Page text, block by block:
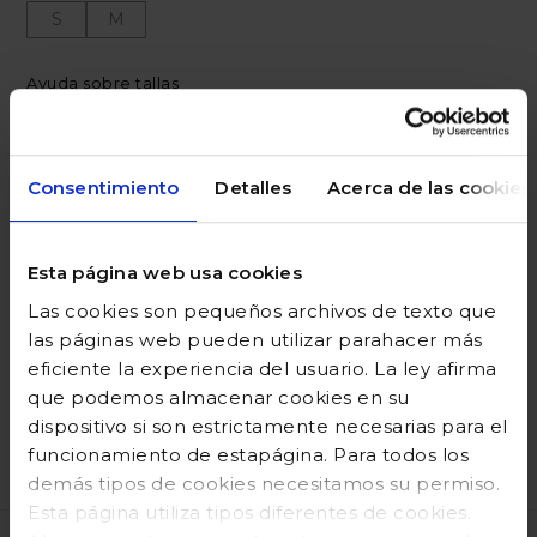
Consentimiento Detalles Acerca de las cookies
Esta página web usa cookies
Las cookies son pequeños archivos de texto que
las páginas web pueden utilizar parahacer más
eficiente la experiencia del usuario. La ley afirma
que podemos almacenar cookies en su
dispositivo si son estrictamente necesarias para el
funcionamiento de estapágina. Para todos los
demás tipos de cookies necesitamos su permiso.
Esta página utiliza tipos diferentes de cookies.
S M
Ayuda sobre tallas
DESCRIPCIÓN
COMPOSICIÓN
GUÍA DE TALLAS
DEVOLUCIONES